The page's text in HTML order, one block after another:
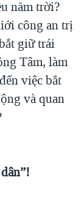
năm trời?
công an trị
giữ trái
Tâm, làm
việc bắt
và quan